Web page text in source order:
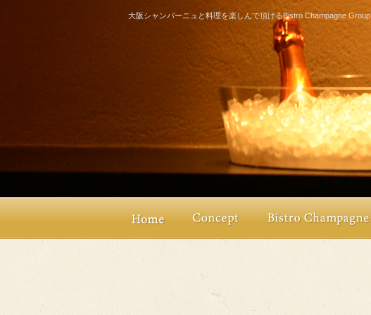
大阪シャンパーニュと料理を楽しんで頂けるBistro Champagne Group